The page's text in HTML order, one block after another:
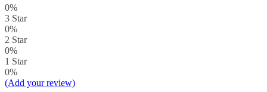
0%
3 Star
0%
2 Star
0%
1 Star
0%
(Add your review)